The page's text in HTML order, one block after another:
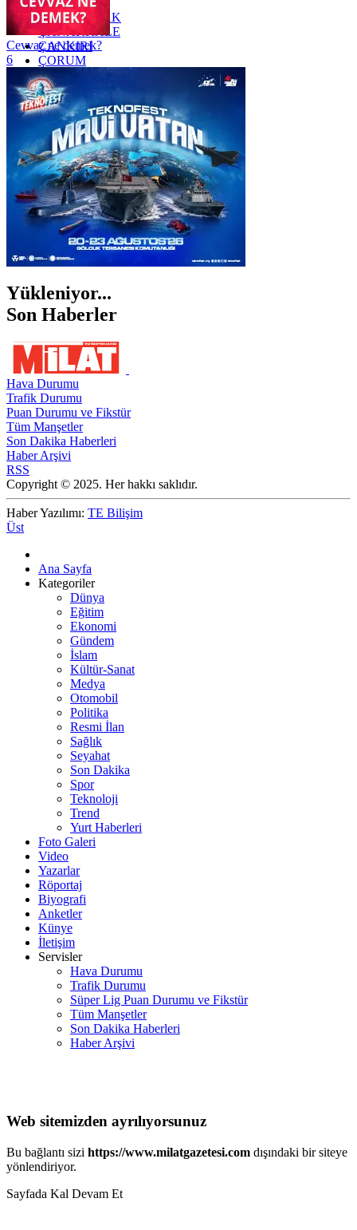
YOZGAT
ZONGULDAK
ÇANAKKALE
ÇANKIRI
ÇORUM
İSTANBUL
İZMİR
ŞANLIURFA
ŞIRNAK
Cevvaz ne demek?
6
Yükleniyor...
Son Haberler
Hava Durumu
Trafik Durumu
Puan Durumu ve Fikstür
Tüm Manşetler
Son Dakika Haberleri
Haber Arşivi
RSS
Copyright © 2025. Her hakkı saklıdır.
Haber Yazılımı: TE Bilişim
Üst
Ana Sayfa
Kategoriler
Dünya
Eğitim
Ekonomi
Gündem
İslam
Kültür-Sanat
Medya
Otomobil
Politika
Resmi İlan
Sağlık
Seyahat
Son Dakika
Spor
Teknoloji
Trend
Yurt Haberleri
Foto Galeri
Video
Yazarlar
Röportaj
Biyografi
Anketler
Künye
İletişim
Servisler
Hava Durumu
Trafik Durumu
Süper Lig Puan Durumu ve Fikstür
Tüm Manşetler
Son Dakika Haberleri
Haber Arşivi
Web sitemizden ayrılıyorsunuz
Bu bağlantı sizi https://www.milatgazetesi.com dışındaki bir siteye
yönlendiriyor.
Sayfada Kal Devam Et